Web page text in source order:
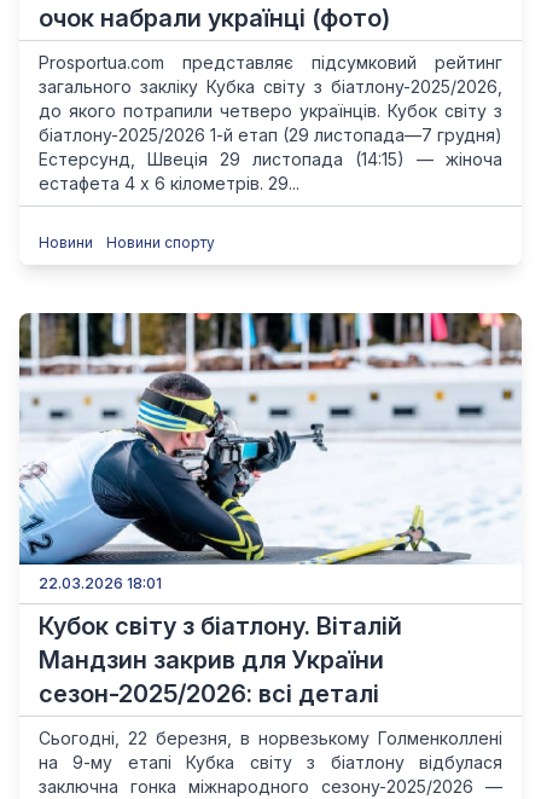
очок набрали українці (фото)
Prosportua.com представляє підсумковий рейтинг
загального закліку Кубка світу з біатлону-2025/2026,
до якого потрапили четверо українців. Кубок світу з
біатлону-2025/2026 1-й етап (29 листопада—7 грудня)
Естерсунд, Швеція 29 листопада (14:15) — жіноча
естафета 4 х 6 кілометрів. 29...
Новини Новини спорту
22.03.2026 18:01
Кубок світу з біатлону. Віталій
Мандзин закрив для України
сезон-2025/2026: всі деталі
Сьогодні, 22 березня, в норвезькому Голменколлені
на 9-му етапі Кубка світу з біатлону відбулася
заключна гонка міжнародного сезону-2025/2026 —